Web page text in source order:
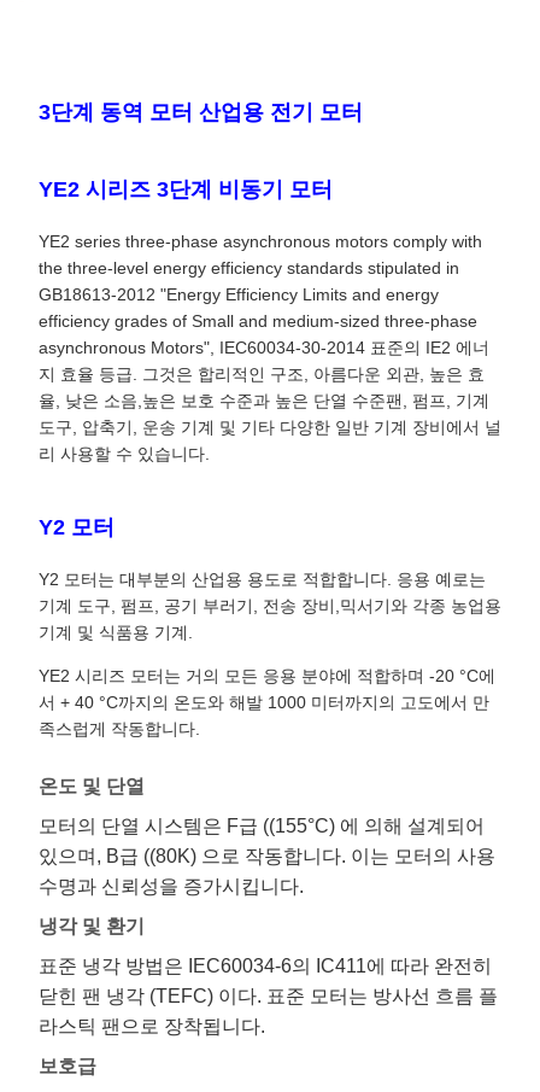
3단계 동역 모터 산업용 전기 모터
YE2 시리즈 3단계 비동기 모터
YE2 series three-phase asynchronous motors comply with
the three-level energy efficiency standards stipulated in
GB18613-2012 "Energy Efficiency Limits and energy
efficiency grades of Small and medium-sized three-phase
asynchronous Motors", IEC60034-30-2014 표준의 IE2 에너
지 효율 등급. 그것은 합리적인 구조, 아름다운 외관, 높은 효
율, 낮은 소음,높은 보호 수준과 높은 단열 수준팬, 펌프, 기계
도구, 압축기, 운송 기계 및 기타 다양한 일반 기계 장비에서 널
리 사용할 수 있습니다.
Y2 모터
Y2 모터는 대부분의 산업용 용도로 적합합니다. 응용 예로는
기계 도구, 펌프, 공기 부러기, 전송 장비,믹서기와 각종 농업용
기계 및 식품용 기계.
YE2 시리즈 모터는 거의 모든 응용 분야에 적합하며 -20 °C에
서 + 40 °C까지의 온도와 해발 1000 미터까지의 고도에서 만
족스럽게 작동합니다.
온도 및 단열
모터의 단열 시스템은 F급 ((155°C) 에 의해 설계되어
있으며, B급 ((80K) 으로 작동합니다. 이는 모터의 사용
수명과 신뢰성을 증가시킵니다.
냉각 및 환기
표준 냉각 방법은 IEC60034-6의 IC411에 따라 완전히
닫힌 팬 냉각 (TEFC) 이다. 표준 모터는 방사선 흐름 플
라스틱 팬으로 장착됩니다.
보호급